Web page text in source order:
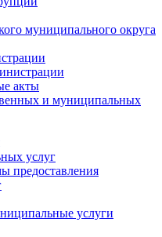
муниципального округа
акты
и муниципальных
услуг
предоставления
услуги